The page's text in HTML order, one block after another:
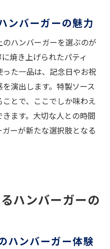
ンバーガーの魅力
ハンバーガーを選ぶのが
焼き上げられたパティ
た一品は、記念日やお祝
演出します。特製ソース
とで、ここでしか味わえ
ます。大切な人との時間
ーが新たな選択肢となる
ハンバーガーの
ハンバーガー体験